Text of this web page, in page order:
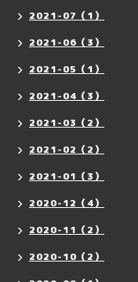
2021-07（1）
2021-06（3）
2021-05（1）
2021-04（3）
2021-03（2）
2021-02（2）
2021-01（3）
2020-12（4）
2020-11（2）
2020-10（2）